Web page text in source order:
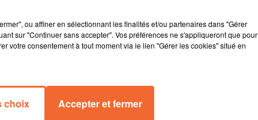
« Maitre Kunter » a aussi entraîné le
ce nouveau derby et la folle saison de
: alors bonne écoute !
ou affiner en sélectionnant les finalités et/ou partenaires dans "Gérer
sur "Continuer sans accepter". Vos préférences ne s'appliqueront que pour
votre consentement à tout moment via le lien "Gérer les cookies" situé en
choix Accepter et fermer